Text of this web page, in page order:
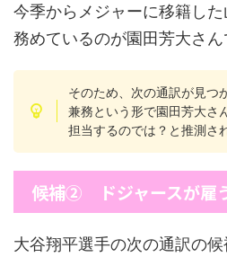
今季からメジャーに移籍し
務めているのが園田芳大さん
そのため、次の通訳が見つ
兼務という形で園田芳大さ
担当するのでは？と推測さ
候補② ドジャースが雇
大谷翔平選手の次の通訳の候